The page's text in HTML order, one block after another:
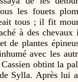
les fouets
tous ; il fit
à des
de plantes
avec les
obtint la
Sylla. Après lui